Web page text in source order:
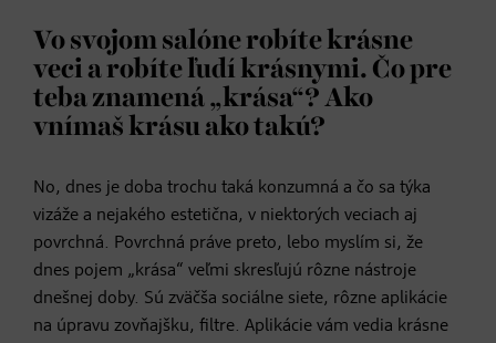
Vo svojom salóne robíte krásne
veci a robíte ľudí krásnymi. Čo pre
teba znamená „krása“? Ako
vnímaš krásu ako takú?
No, dnes je doba trochu taká konzumná a čo sa týka
vizáže a nejakého estetična, v niektorých veciach aj
povrchná. Povrchná práve preto, lebo myslím si, že
dnes pojem „krása“ veľmi skresľujú rôzne nástroje
dnešnej doby. Sú zväčša sociálne siete, rôzne aplikácie
na úpravu zovňajšku, filtre. Aplikácie vám vedia krásne